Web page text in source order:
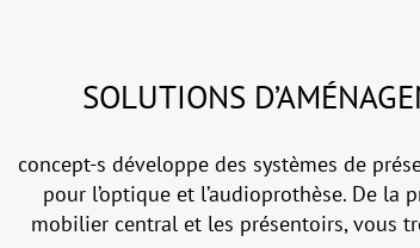
SOLUTIONS
concept-s développe des systèmes de
pour l’optique et l’audioprothèse. De
mobilier central et les présentoirs, vous